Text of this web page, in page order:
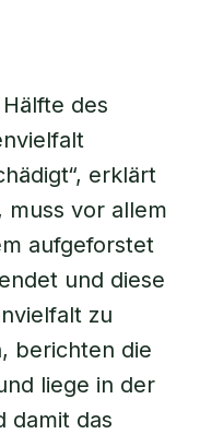
des
erklärt
muss vor allem
aufgeforstet
und diese
zu
berichten die
liege in der
damit das